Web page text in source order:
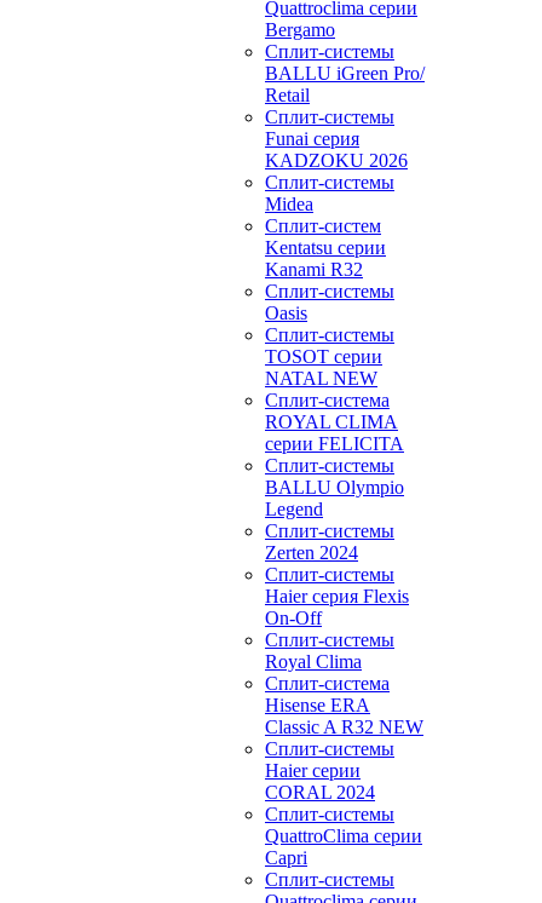
Quattroclima серии
Bergamo
Сплит-системы
BALLU iGreen Pro/
Retail
Сплит-системы
Funai серия
KADZOKU 2026
Сплит-системы
Midea
Сплит-систем
Kentatsu серии
Kanami R32
Сплит-системы
Oasis
Сплит-системы
TOSOT серии
NATAL NEW
Сплит-система
ROYAL CLIMA
серии FELICITA
Сплит-системы
BALLU Olympio
Legend
Сплит-системы
Zerten 2024
Сплит-системы
Haier серия Flexis
On-Off
Сплит-системы
Royal Clima
Сплит-система
Hisense ERA
Classic A R32 NEW
Сплит-системы
Haier cерии
CORAL 2024
Сплит-системы
QuattroClima серии
Capri
Сплит-системы